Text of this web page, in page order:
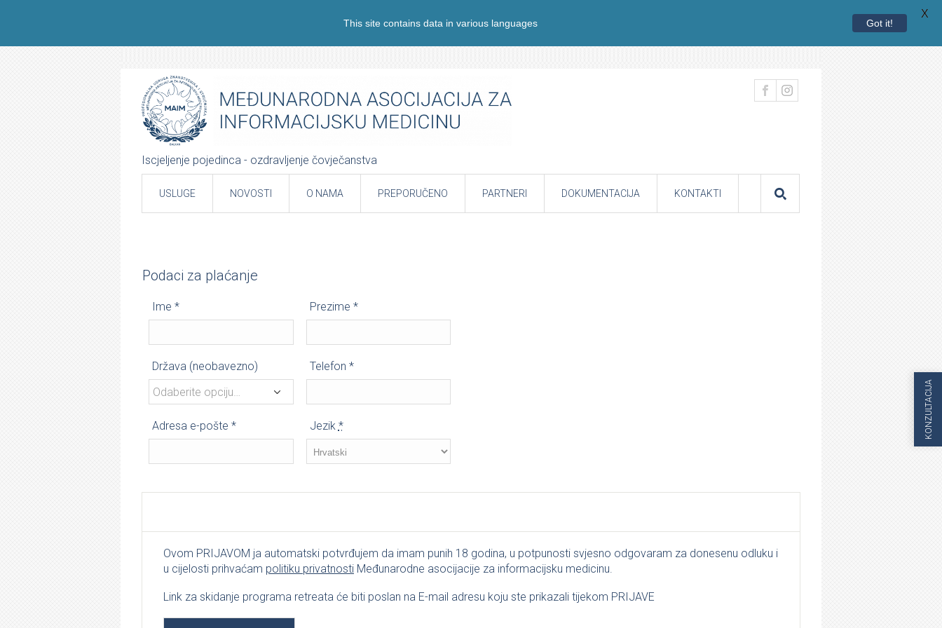
Iscjeljenje pojedinca - ozdravljenje čovječanstva
USLUGE NOVOSTI O NAMA PREPORUČENO PARTNERI DOKUMENTACIJA KONTAKTI
Podaci za plaćanje
Ime* Prezime *
Država (neobavezno)
Odaberite opciju…
Telefon *
Adresa e-pošte* Jezik *
Ovom PRIJAVOM ja automatski potvrđujem da imam punih 18 godina, u potpunosti svjesno odgovaram za donesenu odluku i
u cijelosti prihvaćam politiku privatnosti Međunarodne asocijacije za informacijsku medicinu.
Link za skidanje programa retreata će biti poslan na E-mail adresu koju ste prikazali tijekom PRIJAVE
KONZULTACIJA
This site contains data in various languages Got it!
X